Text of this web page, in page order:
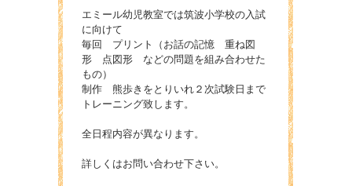
エミール幼児教室では筑波小学校の入試
に向けて
毎回 プリント（お話の記憶 重ね図
形 点図形 などの問題を組み合わせた
もの）
制作 熊歩きをとりいれ２次試験日まで
トレーニング致します。
全日程内容が異なります。
詳しくはお問い合わせ下さい。